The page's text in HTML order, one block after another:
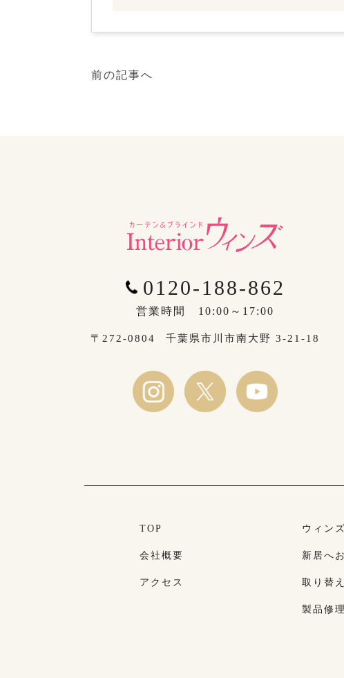
前の記事へ
0120-188-862
営業時間 10:00～17:00
〒272-0804 千葉県市川市南大野 3-21-18
TOP
会社概要
アクセス
ウィン
新居へ
取り替
製品修理